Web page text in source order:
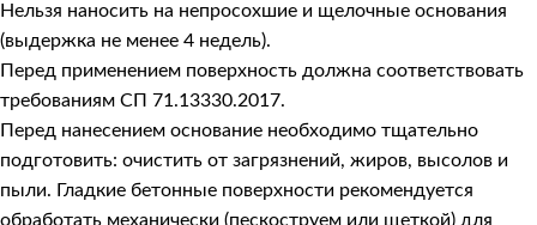
Нельзя наносить на непросохшие и щелочные основания
(выдержка не менее 4 недель).
Перед применением поверхность должна соответствовать
требованиям СП 71.13330.2017.
Перед нанесением основание необходимо тщательно
подготовить: очистить от загрязнений, жиров, высолов и
пыли. Гладкие бетонные поверхности рекомендуется
обработать механически (пескоструем или щеткой) для